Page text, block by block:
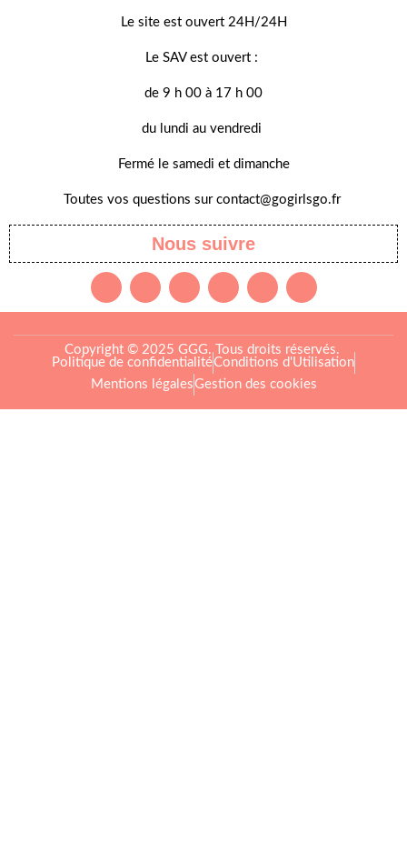
Le site est ouvert 24H/24H
Le SAV est ouvert :
de 9 h 00 à 17 h 00
du lundi au vendredi
Fermé le samedi et dimanche
Toutes vos questions sur contact@gogirlsgo.fr
Nous suivre
Copyright © 2025 GGG. Tous droits réservés.
Politique de confidentialitéConditions d'Utilisation
Mentions légalesGestion des cookies